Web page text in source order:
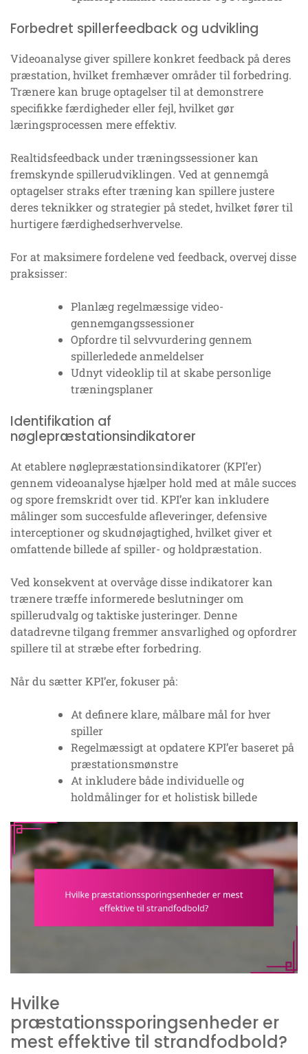
Forbedret spillerfeedback og udvikling
Videoanalyse giver spillere konkret feedback på deres
præstation, hvilket fremhæver områder til forbedring.
Trænere kan bruge optagelser til at demonstrere
specifikke færdigheder eller fejl, hvilket gør
læringsprocessen mere effektiv.
Realtidsfeedback under træningssessioner kan
fremskynde spillerudviklingen. Ved at gennemgå
optagelser straks efter træning kan spillere justere
deres teknikker og strategier på stedet, hvilket fører til
hurtigere færdighedserhvervelse.
For at maksimere fordelene ved feedback, overvej disse
praksisser:
Planlæg regelmæssige video-
gennemgangssessioner
Opfordre til selvvurdering gennem
spillerledede anmeldelser
Udnyt videoklip til at skabe personlige
træningsplaner
Identifikation af
nøglepræstationsindikatorer
At etablere nøglepræstationsindikatorer (KPI’er)
gennem videoanalyse hjælper hold med at måle succes
og spore fremskridt over tid. KPI’er kan inkludere
målinger som succesfulde afleveringer, defensive
interceptioner og skudnøjagtighed, hvilket giver et
omfattende billede af spiller- og holdpræstation.
Ved konsekvent at overvåge disse indikatorer kan
trænere træffe informerede beslutninger om
spillerudvalg og taktiske justeringer. Denne
datadrevne tilgang fremmer ansvarlighed og opfordrer
spillere til at stræbe efter forbedring.
Når du sætter KPI’er, fokuser på:
At definere klare, målbare mål for hver
spiller
Regelmæssigt at opdatere KPI’er baseret på
præstationsmønstre
At inkludere både individuelle og
holdmålinger for et holistisk billede
Hvilke
præstationssporingsenheder er
mest effektive til strandfodbold?